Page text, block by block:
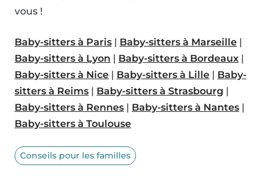
vous !
Baby-sitters à Paris | Baby-sitters à Marseille |
Baby-sitters à Lyon | Baby-sitters à Bordeaux |
Baby-sitters à Nice | Baby-sitters à Lille | Baby-
sitters à Reims | Baby-sitters à Strasbourg |
Baby-sitters à Rennes | Baby-sitters à Nantes |
Baby-sitters à Toulouse
Conseils pour les familles